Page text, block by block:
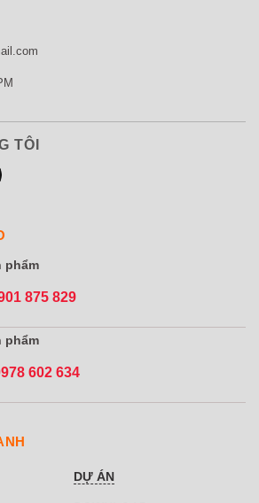
TÔI
phẩm
875 829
phẩm
602 634
DỰ ÁN